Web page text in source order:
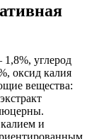
углерод
оксид калия
вещества:
и